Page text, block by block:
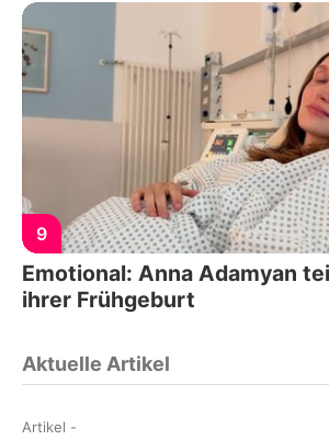
9
Emotional: Anna Adamyan
ihrer Frühgeburt
Aktuelle Artikel
Artikel -